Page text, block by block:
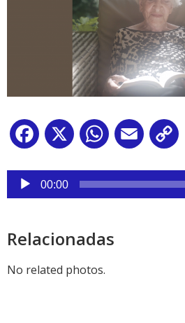
Facebook
X WhatsApp
Email
Reproductor
audio
00:00
Relacionadas
No related photos.